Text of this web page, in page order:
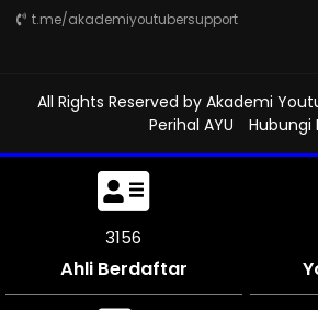
t.me/akademiyoutubersupport
All Rights Reserved by Akademi
Perihal AYU
Hubungi
3555
Ahli Berdaftar